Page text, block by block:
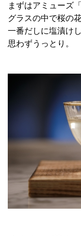
まずはアミューズ
グラスの中で桜の
一番だしに塩漬け
思わずうっとり。